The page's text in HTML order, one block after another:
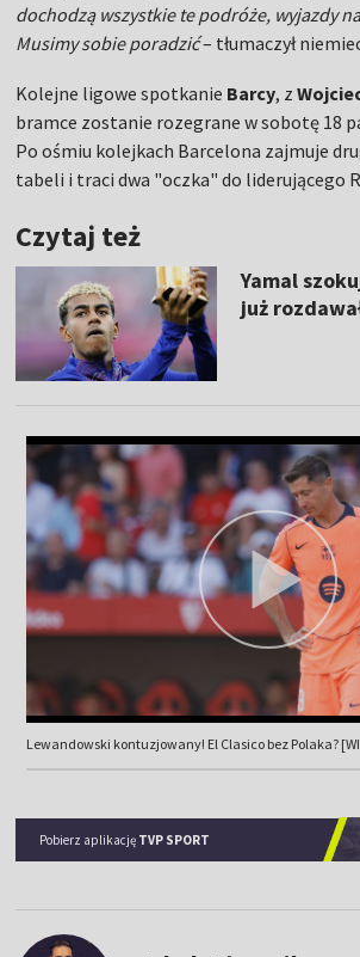
dochodzą wszystkie te podróże, wyjazdy na
Musimy sobie poradzić– tłumaczył
Kolejne ligowe spotkanie Barcy, z
bramce zostanie rozegrane w sobotę 18
Po ośmiu kolejkach Barcelona zajmuje
tabeli i traci dwa "oczka" do liderującego
Czytaj też
Yamal
już
Lewandowski kontuzjowany! El Clasico bez Polaka?
Pobierz aplikację TVP SPORT